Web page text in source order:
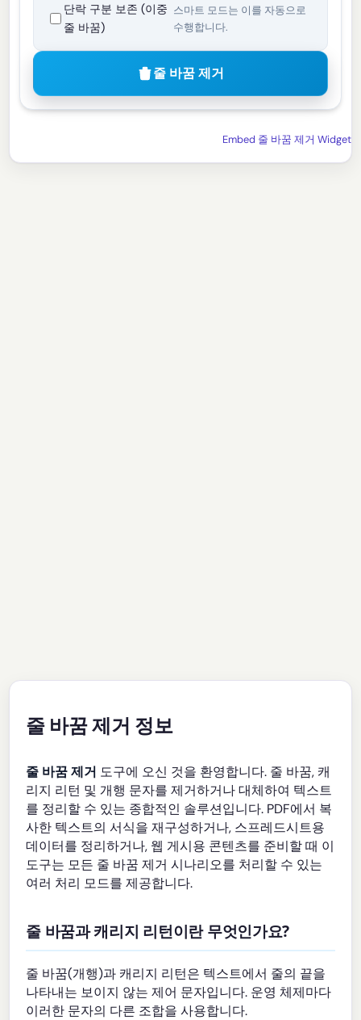
단락 구분 보존 (이중
줄 바꿈)
스마트 모드는 이를 자동으로
수행합니다.
줄 바꿈 제거
Embed 줄 바꿈 제거 Widget
줄 바꿈 제거 정보
줄 바꿈 제거 도구에 오신 것을 환영합니다. 줄 바꿈, 캐
리지 리턴 및 개행 문자를 제거하거나 대체하여 텍스트
를 정리할 수 있는 종합적인 솔루션입니다. PDF에서 복
사한 텍스트의 서식을 재구성하거나, 스프레드시트용
데이터를 정리하거나, 웹 게시용 콘텐츠를 준비할 때 이
도구는 모든 줄 바꿈 제거 시나리오를 처리할 수 있는
여러 처리 모드를 제공합니다.
줄 바꿈과 캐리지 리턴이란 무엇인가요?
줄 바꿈(개행)과 캐리지 리턴은 텍스트에서 줄의 끝을
나타내는 보이지 않는 제어 문자입니다. 운영 체제마다
이러한 문자의 다른 조합을 사용합니다.